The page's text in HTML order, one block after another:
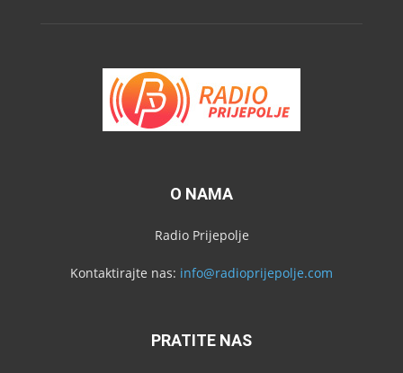
O NAMA
Radio Prijepolje
Kontaktirajte nas: info@radioprijepolje.com
PRATITE NAS